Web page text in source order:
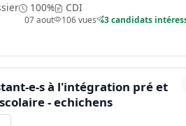
100% CDI
07 aout 106 vues 3 candidats
e-s à l'intégration pré et
- echichens